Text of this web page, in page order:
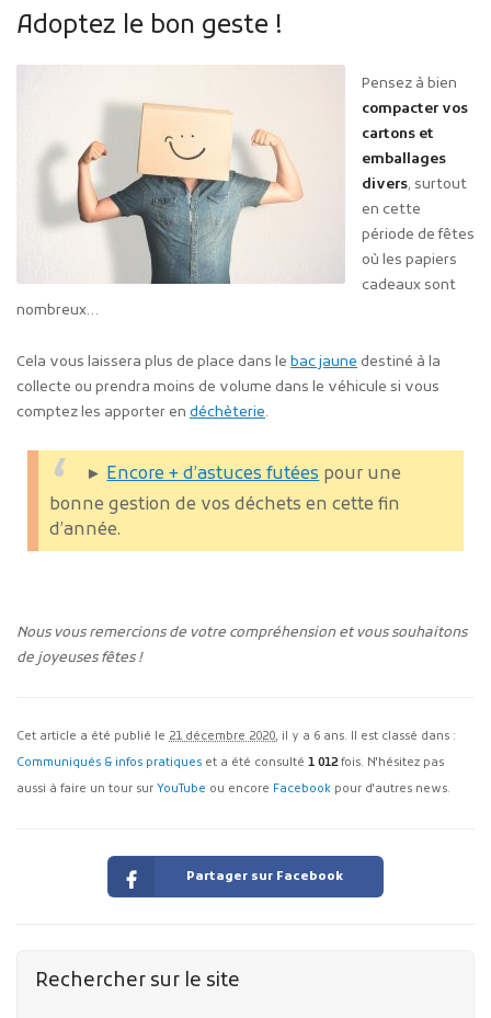
Adoptez le bon geste !
Pensez à bien
compacter vos
cartons et
emballages
divers, surtout
en cette
période de fêtes
où les papiers
cadeaux sont
nombreux…
Cela vous laissera plus de place dans le bac jaune destiné à la
collecte ou prendra moins de volume dans le véhicule si vous
comptez les apporter en déchèterie.
► Encore + d’astuces futées pour une
bonne gestion de vos déchets en cette fin
d’année.
Nous vous remercions de votre compréhension et vous souhaitons
de joyeuses fêtes !
Cet article a été publié le 21 décembre 2020, il y a 6 ans. Il est classé dans :
Communiqués & infos pratiques et a été consulté 1 012fois. N'hésitez pas
aussi à faire un tour sur YouTube ou encore Facebook pour d'autres news.
Partager sur Facebook
Rechercher sur le site